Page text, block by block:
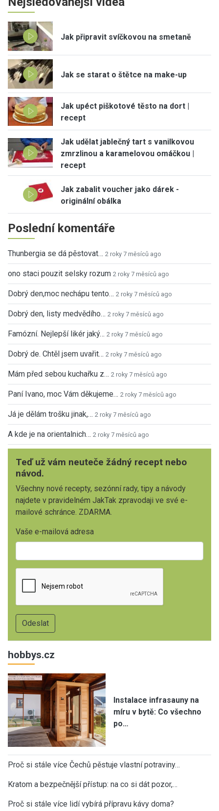
Jak připravit svíčkovou na smetaně
Jak se starat o štětce na make-up
Jak upéct piškotové těsto na dort |
recept
Jak udělat jablečný tart s vanilkovou
zmrzlinou a karamelovou omáčkou |
recept
Jak zabalit voucher jako dárek -
originální obálka
Poslední komentáře
Thunbergia se dá pěstovat… 2 roky 7 měsíců ago
ono staci pouzit selsky rozum 2 roky 7 měsíců ago
Dobrý den,moc nechápu tento… 2 roky 7 měsíců ago
Dobrý den, listy medvědího… 2 roky 7 měsíců ago
Famózní. Nejlepší likér jaký… 2 roky 7 měsíců ago
Dobrý de. Chtěl jsem uvařit… 2 roky 7 měsíců ago
Mám před sebou kuchařku z… 2 roky 7 měsíců ago
Paní Ivano, moc Vám děkujeme… 2 roky 7 měsíců ago
Já je dělám trošku jinak,… 2 roky 7 měsíců ago
A kde je na orientalnich… 2 roky 7 měsíců ago
Teď už vám neuteče žádný recept nebo
návod.
Všechny nové recepty, sezónní rady, tipy a návody
najdete v pravidelném JakTak zpravodaji ve své e-
mailové schránce. ZDARMA.
Vaše e-mailová adresa
hobbys.cz
Instalace infrasauny na
míru v bytě: Co všechno
po…
Proč si stále více Čechů pěstuje vlastní potraviny…
Kratom a bezpečnější přístup: na co si dát pozor,…
Proč si stále více lidí vybírá přípravu kávy doma?